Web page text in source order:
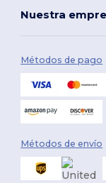
Nuestra
Métodos de pago
Métodos de envío